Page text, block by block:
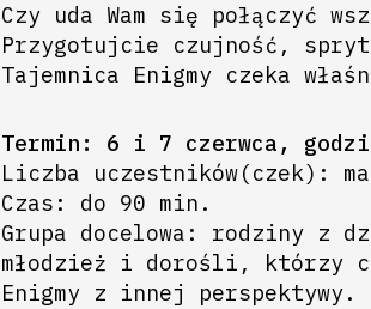
Czy uda Wam się połączyć
Przygotujcie czujność,
Tajemnica Enigmy czeka
Termin: 6 i 7 czerwca,
Liczba uczestników(czek):
Czas: do 90 min.
Grupa docelowa: rodziny z
młodzież i dorośli, którzy
Enigmy z innej perspektywy.